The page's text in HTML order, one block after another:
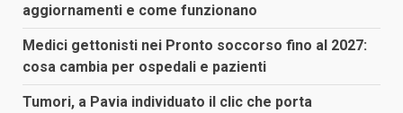
aggiornamenti e come funzionano
Medici gettonisti nei Pronto soccorso fino al 2027:
cosa cambia per ospedali e pazienti
Tumori, a Pavia individuato il clic che porta